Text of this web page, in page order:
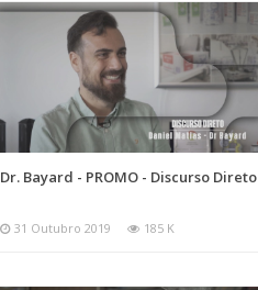
Dr. Bayard - PROMO - Discurso Direto
31 Outubro 2019 185 K